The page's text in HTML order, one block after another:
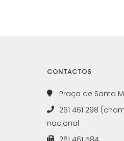
CONTACTOS
Praça de Santa
261 461 298
nacional